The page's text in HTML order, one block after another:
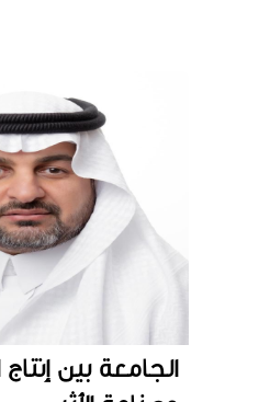
الجامعة بين